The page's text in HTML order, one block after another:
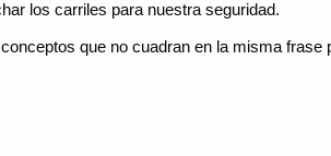
los carriles para nuestra seguridad.
que no cuadran en la misma